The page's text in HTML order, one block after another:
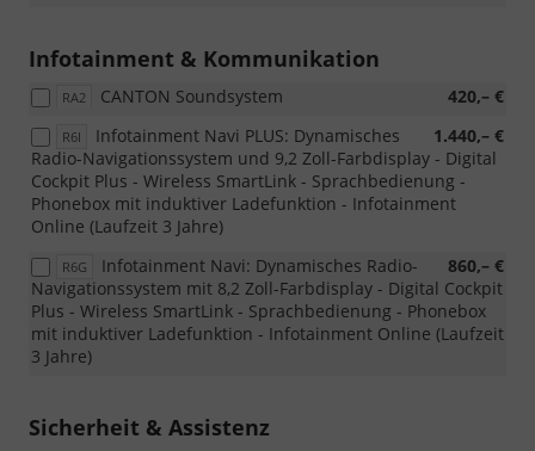
Reservenotrad
bestellbar
Infotainment & Kommunikation
RA2 420,– €
CANTON Soundsystem
R6I 1.440,– €
Infotainment Navi PLUS: Dynamisches
Radio-Navigationssystem und 9,2 Zoll-Farbdisplay - Digital
Cockpit Plus - Wireless SmartLink - Sprachbedienung -
Phonebox mit induktiver Ladefunktion - Infotainment
Online (Laufzeit 3 Jahre)
R6G 860,– €
Infotainment Navi: Dynamisches Radio-
Navigationssystem mit 8,2 Zoll-Farbdisplay - Digital Cockpit
Plus - Wireless SmartLink - Sprachbedienung - Phonebox
mit induktiver Ladefunktion - Infotainment Online (Laufzeit
3 Jahre)
Sicherheit & Assistenz